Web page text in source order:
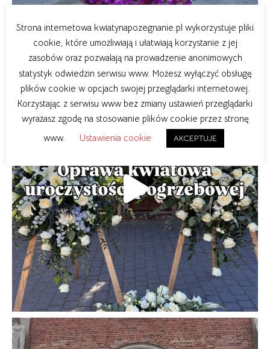
Strona internetowa kwiatynapozegnanie.pl wykorzystuje pliki
cookie, które umożliwiają i ułatwiają korzystanie z jej
zasobów oraz pozwalają na prowadzenie anonimowych
statystyk odwiedzin serwisu www. Możesz wyłączyć obsługę
plików cookie w opcjach swojej przeglądarki internetowej.
Korzystając z serwisu www bez zmiany ustawień przeglądarki
wyrażasz zgodę na stosowanie plików cookie przez stronę
www.
Ustawienia cookie AKCEPTUJE